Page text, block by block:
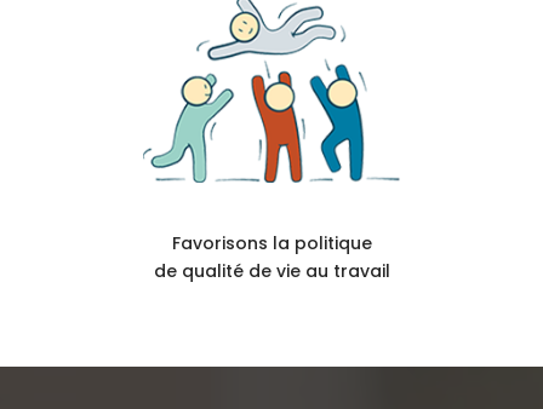
Favorisons la politique
de qualité de vie au travail